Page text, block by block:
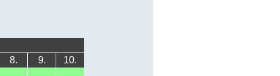
8. 9.
10.